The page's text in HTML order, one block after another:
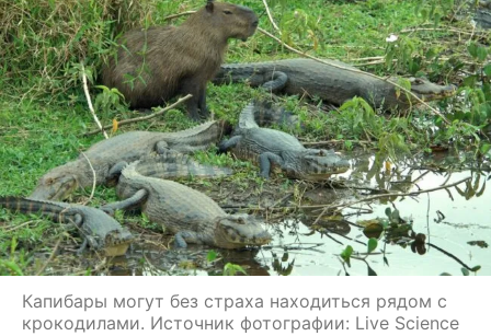
Капибары могут без страха находиться рядом с
крокодилами. Источник фотографии: Live Science